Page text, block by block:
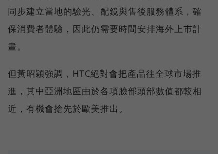
同步建立當地的驗光、配鏡與售後服務體系，確
保消費者體驗，因此仍需要時間安排海外上市計
畫。
但黃昭穎強調，HTC絕對會把產品往全球市場推
進，其中亞洲地區由於各項臉部頭部數值都較相
近，有機會搶先於歐美推出。